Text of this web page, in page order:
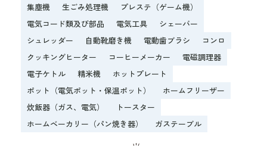
集塵機
生ごみ処理機
プレステ（ゲーム機）
電気コード類及び部品
電気工具
シェーバー
シュレッダー
自動靴磨き機 電動歯ブラシ
コンロ
クッキングヒーター
コーヒーメーカー
電磁調理器
電子ケトル
精米機
ホットプレート
ポット（電気ポット・保温ポット）
ホームフリーザー
炊飯器（ガス、電気）
トースター
ホームベーカリー（パン焼き器）
ガステーブル